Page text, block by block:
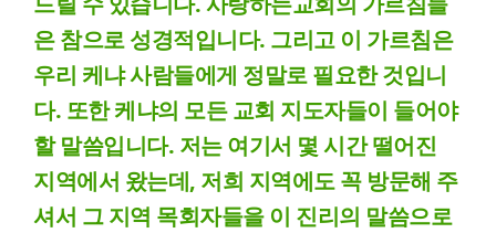
은 참으로 성경적입니다. 그리고 이 가르침은
우리 케냐 사람들에게 정말로 필요한 것입니
다. 또한 케냐의 모든 교회 지도자들이 들어야
할 말씀입니다. 저는 여기서 몇 시간 떨어진
지역에서 왔는데, 저희 지역에도 꼭 방문해 주
셔서 그 지역 목회자들을 이 진리의 말씀으로